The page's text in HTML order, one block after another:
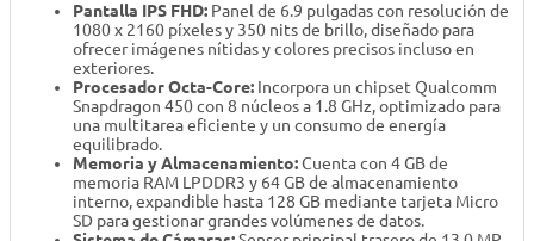
Pantalla IPS FHD: Panel de 6.9 pulgadas con resolución de
1080 x 2160 píxeles y 350 nits de brillo, diseñado para
ofrecer imágenes nítidas y colores precisos incluso en
exteriores.
Procesador Octa-Core: Incorpora un chipset Qualcomm
Snapdragon 450 con 8 núcleos a 1.8 GHz, optimizado para
una multitarea eficiente y un consumo de energía
equilibrado.
Memoria y Almacenamiento:Cuenta con 4 GB de
memoria RAM LPDDR3 y 64 GB de almacenamiento
interno, expandible hasta 128 GB mediante tarjeta Micro
SD para gestionar grandes volúmenes de datos.